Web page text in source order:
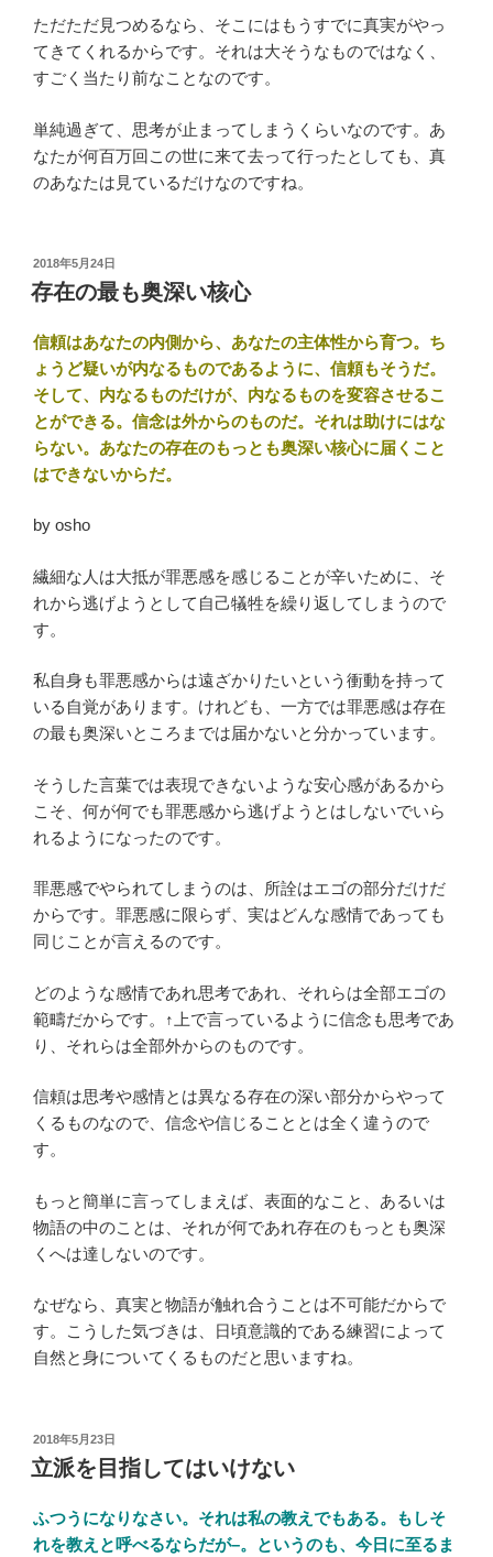
ただただ見つめるなら、そこにはもうすでに真実がやっ
てきてくれるからです。それは大そうなものではなく、
すごく当たり前なことなのです。
単純過ぎて、思考が止まってしまうくらいなのです。あ
なたが何百万回この世に来て去って行ったとしても、真
のあなたは見ているだけなのですね。
投
稿
日:
2018年5月24日
存在の最も奥深い核心
信頼はあなたの内側から、あなたの主体性から育つ。ち
ょうど疑いが内なるものであるように、信頼もそうだ。
そして、内なるものだけが、内なるものを変容させるこ
とができる。信念は外からのものだ。それは助けにはな
らない。あなたの存在のもっとも奥深い核心に届くこと
はできないからだ。
by osho
繊細な人は大抵が罪悪感を感じることが辛いために、そ
れから逃げようとして自己犠牲を繰り返してしまうので
す。
私自身も罪悪感からは遠ざかりたいという衝動を持って
いる自覚があります。けれども、一方では罪悪感は存在
の最も奥深いところまでは届かないと分かっています。
そうした言葉では表現できないような安心感があるから
こそ、何が何でも罪悪感から逃げようとはしないでいら
れるようになったのです。
罪悪感でやられてしまうのは、所詮はエゴの部分だけだ
からです。罪悪感に限らず、実はどんな感情であっても
同じことが言えるのです。
どのような感情であれ思考であれ、それらは全部エゴの
範疇だからです。↑上で言っているように信念も思考であ
り、それらは全部外からのものです。
信頼は思考や感情とは異なる存在の深い部分からやって
くるものなので、信念や信じることとは全く違うので
す。
もっと簡単に言ってしまえば、表面的なこと、あるいは
物語の中のことは、それが何であれ存在のもっとも奥深
くへは達しないのです。
なぜなら、真実と物語が触れ合うことは不可能だからで
す。こうした気づきは、日頃意識的である練習によって
自然と身についてくるものだと思いますね。
投
稿
日:
2018年5月23日
立派を目指してはいけない
ふつうになりなさい。それは私の教えでもある。もしそ
れを教えと呼べるならだが–。というのも、今日に至るま